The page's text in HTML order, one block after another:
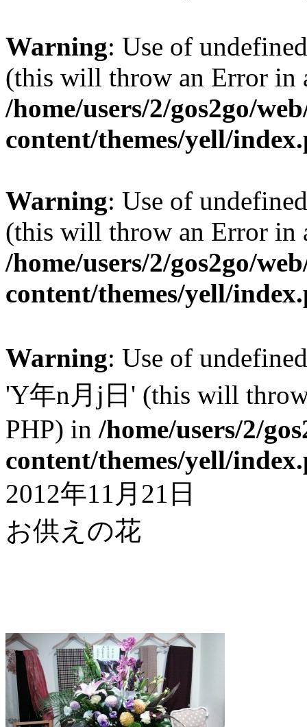
Warning: Use of
(this will throw an Error in
/home/users/2/gos2go/
content/themes/yell/
Warning: Use of
(this will throw an Error in
/home/users/2/gos2go/
content/themes/yell/
Warning: Use of
'Y年n月j日' (this will
PHP) in /home/users/2/
content/themes/yell/
2012年11月21日
お供えの花